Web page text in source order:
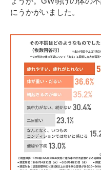
にうかがいました。